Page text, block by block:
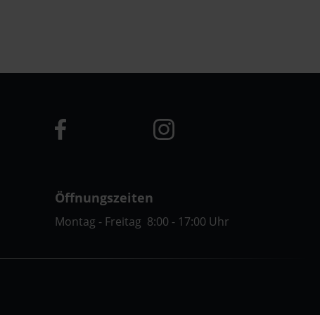
Öffnungszeiten
Montag - Freitag 8:00 - 17:00 Uhr